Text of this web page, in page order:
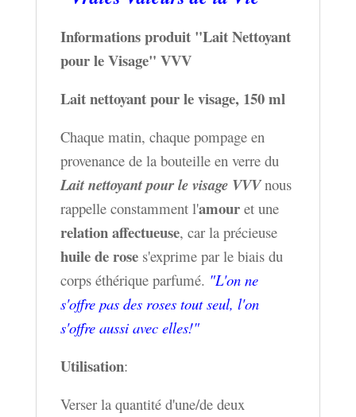
Informations produit "Lait Nettoyant
pour le Visage" VVV
Lait nettoyant pour le visage, 150 ml
Chaque matin, chaque pompage en
provenance de la bouteille en verre du
Lait nettoyant pour le visage VVVnous
rappelle constamment l'amouret une
relation affectueuse, car la précieuse
huile de roses'exprime par le biais du
corps éthérique parfumé. "L'on ne
s'offre pas des roses tout seul, l'on
s'offre aussi avec elles!"
Utilisation:
Verser la quantité d'une/de deux